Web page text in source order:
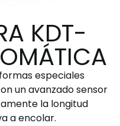
KDT-
especiales
un avanzado sensor
la longitud
a encolar.